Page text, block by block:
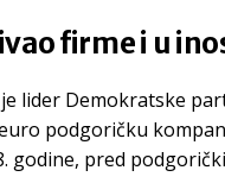
firme i u
lider Demokratske
podgoričku
godine, pred